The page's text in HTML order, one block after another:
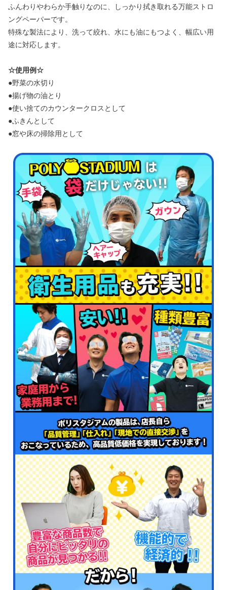
ふんわりやわらか手触りなのに、しっかり拭き取れる万能ストロ
ングペーパーです。
特殊な製法により、洗って絞れ、水にも油にもつよく、幅広い用
途に対応します。
☆使用例☆
●野菜の水切り
●揚げ物の油とり
●使い捨てのカウンタークロスとして
●ふきんとして
●窓や床の掃除用として